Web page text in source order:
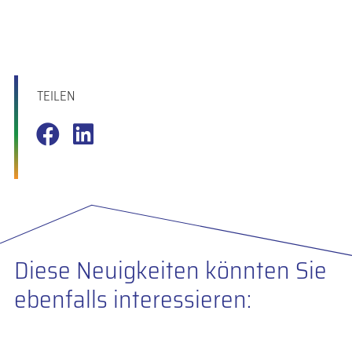
TEILEN
Diese Neuigkeiten könnten Sie
ebenfalls interessieren: